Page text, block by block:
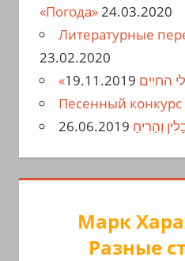
«Погода»24.03.2020
Литературные
23.02.2020
החיים 19.11.2019
Песенный конкурс
וְהַרִיחַ 26.06.2019
Марк
Разные